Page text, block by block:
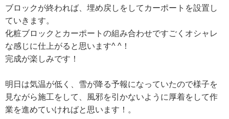
ブロックが終われば、埋め戻しをしてカーポートを設置し
ていきます。
化粧ブロックとカーポートの組み合わせですごくオシャレ
な感じに仕上がると思います^ ^！
完成が楽しみです！
明日は気温が低く、雪が降る予報になっていたので様子を
見ながら施工をして、風邪を引かないように厚着をして作
業を進めていければと思います！。